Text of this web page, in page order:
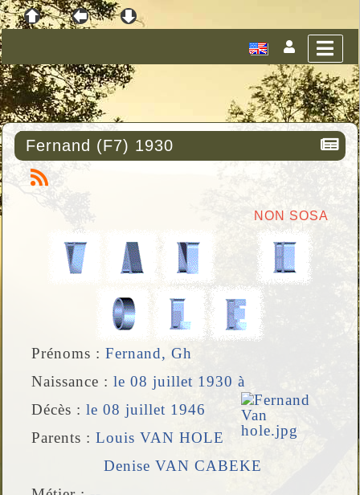
Fernand (F7) 1930
NON SOSA
Prénoms : Fernand, Gh
Naissance : le 08 juillet 1930 à
Décès : le 08 juillet 1946
Parents : Louis VAN HOLE
Denise VAN CABEKE